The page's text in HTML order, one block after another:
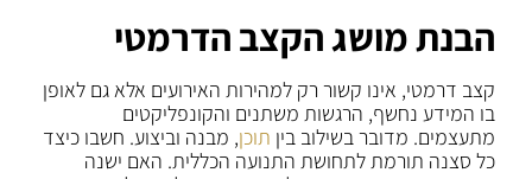
הבנת מושג הקצב הדרמטי
קצב דרמטי, אינו קשור רק למהירות האירועים אלא גם לאופן
בו המידע נחשף, הרגשות משתנים והקונפליקטים
מתעצמים. מדובר בשילוב בין תוכן, מבנה וביצוע. חשבו כיצד
כל סצנה תורמת לתחושת התנועה הכללית. האם ישנה